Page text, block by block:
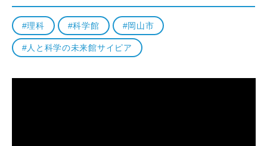
理科 科学館 岡山市
人と科学の未来館サイピア